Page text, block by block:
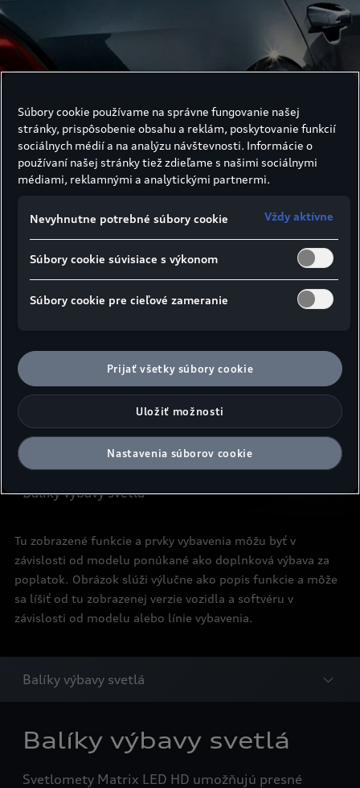
Inštruktážne videá
Balíky výbavy svetlá
Tu zobrazené funkcie a prvky vybavenia môžu byť v
závislosti od modelu ponúkané ako doplnková výbava za
poplatok. Obrázok slúži výlučne ako popis funkcie a môže
sa líšiť od tu zobrazenej verzie vozidla a softvéru v
závislosti od modelu alebo línie vybavenia.
Balíky výbavy svetlá
Balíky výbavy svetlá
Svetlomety Matrix LED HD umožňujú presné
Súbory cookie používame na správne fungovanie našej
stránky, prispôsobenie obsahu a reklám, poskytovanie funkcií
sociálnych médií a na analýzu návštevnosti. Informácie o
používaní našej stránky tiež zdieľame s našimi sociálnymi
médiami, reklamnými a analytickými partnermi.
Nevyhnutne potrebné súbory cookie Vždy aktívne
Súbory cookie súvisiace s výkonom
Súbory cookie pre cieľové zameranie
Prijať všetky súbory cookie
Uložiť možnosti
Nastavenia súborov cookie